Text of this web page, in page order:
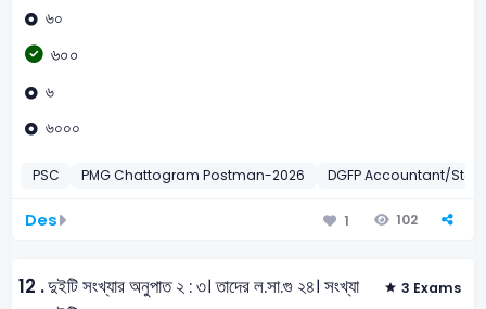
৬০
৬০০
৬
৬০০০
PSC PMG Chattogram Postman-2026 DGFP Accountant/
Des 1 102
12 .দুইটি সংখ্যার অনুপাত ২ : ৩। তাদের ল.সা.গু ২৪। সংখ্যা
3 Exams